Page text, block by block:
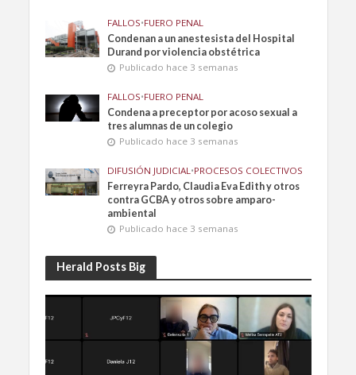
FALLOS•FUERO PENAL
Condenan a un anestesista del Hospital
Durand por violencia obstétrica
Publicado hace 3 semanas
FALLOS•FUERO PENAL
Condena a preceptor por acoso sexual a
tres alumnas de un colegio
Publicado hace 3 semanas
DIFUSIÓN JUDICIAL•PROCESOS COLECTIVOS
Ferreyra Pardo, Claudia Eva Edith y otros
contra GCBA y otros sobre amparo-
ambiental
Publicado hace 3 semanas
Herald Posts Big